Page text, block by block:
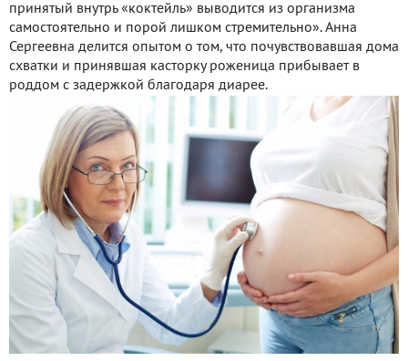
принятый внутрь «коктейль» выводится из организма
самостоятельно и порой лишком стремительно». Анна
Сергеевна делится опытом о том, что почувствовавшая дома
схватки и принявшая касторку роженица прибывает в
роддом с задержкой благодаря диарее.